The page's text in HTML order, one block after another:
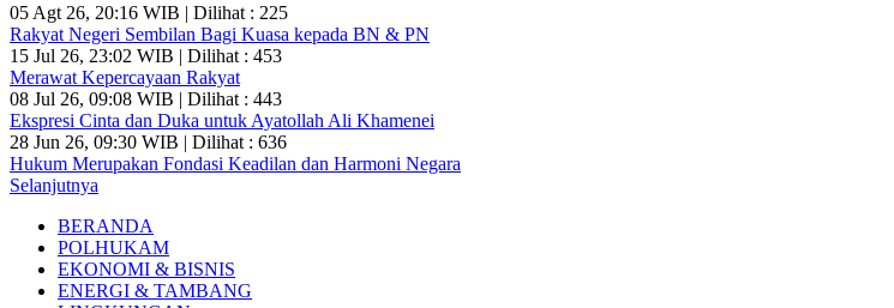
05 Agt 26, 20:16 WIB | Dilihat : 225
Rakyat Negeri Sembilan Bagi Kuasa kepada BN & PN
15 Jul 26, 23:02 WIB | Dilihat : 453
Merawat Kepercayaan Rakyat
08 Jul 26, 09:08 WIB | Dilihat : 443
Ekspresi Cinta dan Duka untuk Ayatollah Ali Khamenei
28 Jun 26, 09:30 WIB | Dilihat : 636
Hukum Merupakan Fondasi Keadilan dan Harmoni Negara
Selanjutnya
BERANDA
POLHUKAM
EKONOMI & BISNIS
ENERGI & TAMBANG